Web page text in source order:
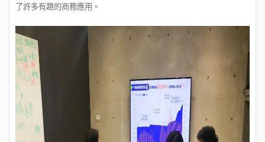
了許多有趣的商務應用。